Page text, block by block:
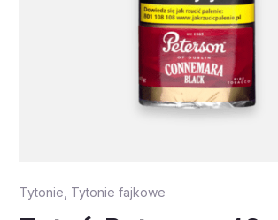
Tytonie Tytonie fajkowe